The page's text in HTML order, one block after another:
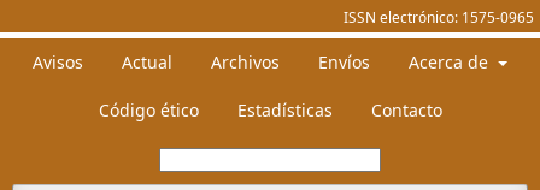
ISSN electrónico: 1575-0965
Avisos Actual Archivos Envíos Acerca de
Código ético Estadísticas Contacto